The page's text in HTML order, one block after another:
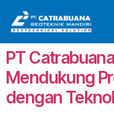
PT
Mendukung
dengan